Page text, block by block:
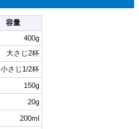
容量
400g
大さじ2杯
小さじ1/2杯
150g
20g
200ml